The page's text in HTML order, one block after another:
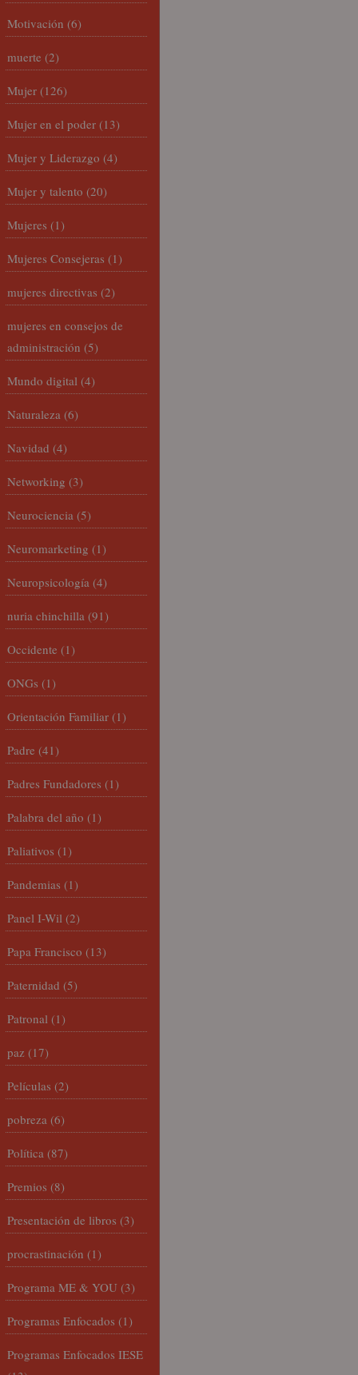
Motivación (6)
muerte (2)
Mujer (126)
Mujer en el poder (13)
Mujer y Liderazgo (4)
Mujer y talento (20)
Mujeres (1)
Mujeres Consejeras (1)
mujeres directivas (2)
mujeres en consejos de
administración (5)
Mundo digital (4)
Naturaleza (6)
Navidad (4)
Networking (3)
Neurociencia (5)
Neuromarketing (1)
Neuropsicología (4)
nuria chinchilla (91)
Occidente (1)
ONGs (1)
Orientación Familiar (1)
Padre (41)
Padres Fundadores (1)
Palabra del año (1)
Paliativos (1)
Pandemias (1)
Panel I-Wil (2)
Papa Francisco (13)
Paternidad (5)
Patronal (1)
paz (17)
Películas (2)
pobreza (6)
Política (87)
Premios (8)
Presentación de libros (3)
procrastinación (1)
Programa ME & YOU (3)
Programas Enfocados (1)
Programas Enfocados IESE